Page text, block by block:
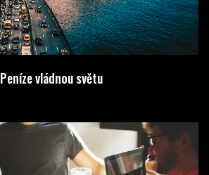
Peníze vládnou světu